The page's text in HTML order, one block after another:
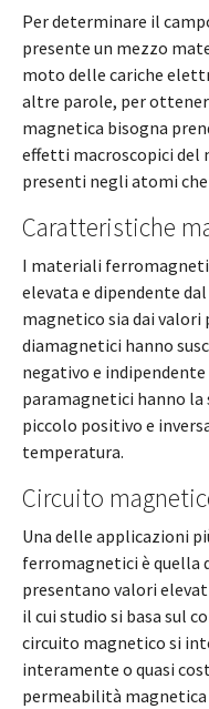
Per determinare il
presente un mezzo
moto delle cariche
altre parole, per
magnetica bisogna
effetti macroscopici del
presenti negli atomi
Caratteristiche
I materiali
elevata e dipendente
magnetico sia dai
diamagnetici hanno
negativo e
paramagnetici hanno
piccolo positivo e
temperatura.
Circuito
Una delle applicazioni
ferromagnetici è quella
presentano valori
il cui studio si basa sul
circuito magnetico si
interamente o quasi
permeabilità